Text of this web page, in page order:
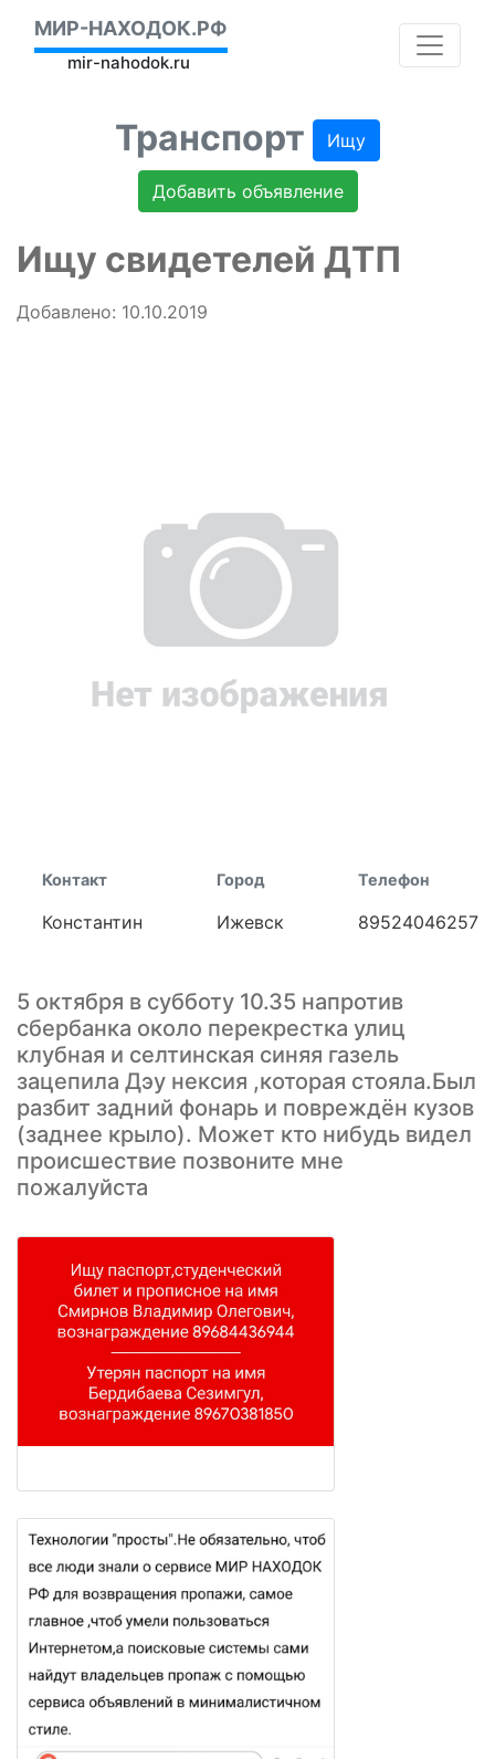
МИР-НАХОДОК.РФ
mir-nahodok.ru
Транспорт Ищу
Добавить объявление
Ищу свидетелей ДТП
Добавлено: 10.10.2019
Контакт
Константин
Город
Ижевск
Телефон
89524046257
5 октября в субботу 10.35 напротив
сбербанка около перекрестка улиц
клубная и селтинская синяя газель
зацепила Дэу нексия ,которая стояла.Был
разбит задний фонарь и повреждён кузов
(заднее крыло). Может кто нибудь видел
происшествие позвоните мне
пожалуйста